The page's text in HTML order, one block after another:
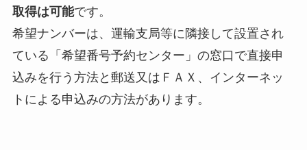
取得は可能です。
希望ナンバーは、運輸支局等に隣接して設置され
ている「希望番号予約センター」の窓口で直接申
込みを行う方法と郵送又はＦＡＸ、インターネッ
トによる申込みの方法があります。